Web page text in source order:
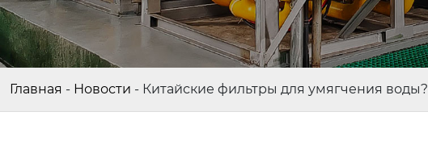
Главная - Новости - Китайские фильтры для умягчения воды?